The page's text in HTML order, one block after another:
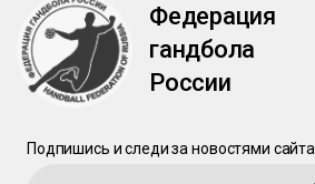
Федерация
гандбола
России
Подпишись и следи за новостями сайта